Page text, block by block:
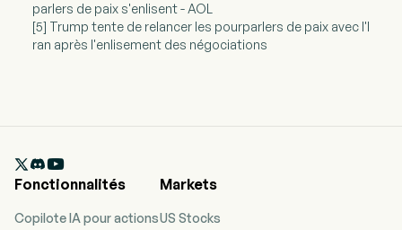
parlers de paix s'enlisent - AOL
[5] Trump tente de relancer les pourparlers de paix avec l'I
ran après l'enlisement des négociations

Fonctionnalités
Copilote IA pour actions
Markets
US Stocks